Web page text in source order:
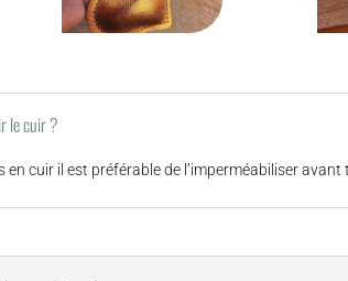
le cuir ?
en cuir il est préférable de l’imperméabiliser